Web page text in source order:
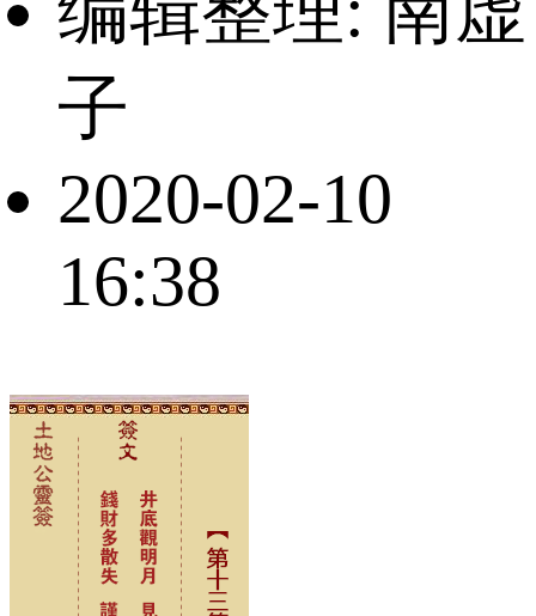
子
2020-02-10
16:38